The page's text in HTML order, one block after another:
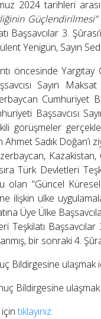
2024 tarihleri
Güçlendirilmesi”
Başsavcılar 3.
Yenigün, Sayın
öncesinde Yargıtay
Sayın
Cumhuriyet
Başsavcısı
görüşmeler
Ahmet Sadık Doğan’ı
Kazakistan,
Türk Devletleri
olan “Güncel Küresel
ilişkin ülke
Üye Ülke
Başsavcılar
bir sonraki 4.
Bildirgesine ulaşmak
Bildirgesine
tıklayınız.